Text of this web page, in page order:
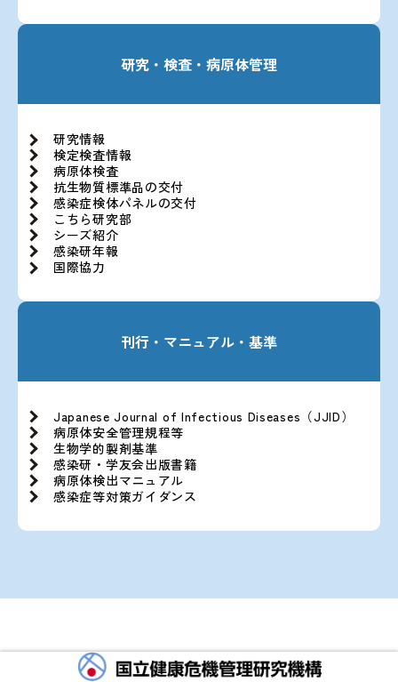
研究・検査・病原体管理
研究情報
検定検査情報
病原体検査
抗生物質標準品の交付
感染症検体パネルの交付
こちら研究部
シーズ紹介
感染研年報
国際協力
刊行・マニュアル・基準
Japanese Journal of Infectious Diseases（JJID）
病原体安全管理規程等
生物学的製剤基準
感染研・学友会出版書籍
病原体検出マニュアル
感染症等対策ガイダンス